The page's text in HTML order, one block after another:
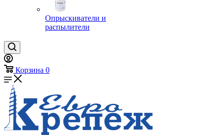
Опрыскиватели и
распылители
Корзина 0